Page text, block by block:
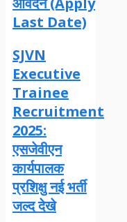
Last Date)
SJVN
Executive
Trainee
Recruitment
2025:
एसजेवीएन
कार्यपालक
प्रशिक्षु नई भर्ती
जल्द देखे